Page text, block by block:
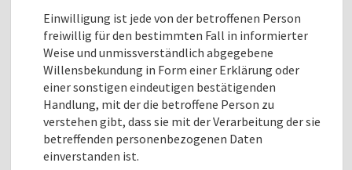
Einwilligung ist jede von der betroffenen Person
freiwillig für den bestimmten Fall in informierter
Weise und unmissverständlich abgegebene
Willensbekundung in Form einer Erklärung oder
einer sonstigen eindeutigen bestätigenden
Handlung, mit der die betroffene Person zu
verstehen gibt, dass sie mit der Verarbeitung der sie
betreffenden personenbezogenen Daten
einverstanden ist.